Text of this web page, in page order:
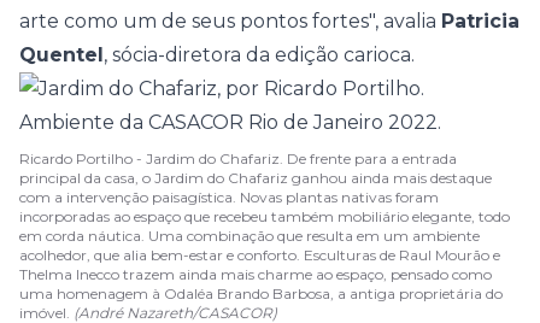
arte como um de seus pontos fortes", avalia Patricia
Quentel, sócia-diretora da edição carioca.
Ricardo Portilho - Jardim do Chafariz. De frente para a entrada
principal da casa, o Jardim do Chafariz ganhou ainda mais destaque
com a intervenção paisagística. Novas plantas nativas foram
incorporadas ao espaço que recebeu também mobiliário elegante, todo
em corda náutica. Uma combinação que resulta em um ambiente
acolhedor, que alia bem-estar e conforto. Esculturas de Raul Mourão e
Thelma Inecco trazem ainda mais charme ao espaço, pensado como
uma homenagem à Odaléa Brando Barbosa, a antiga proprietária do
imóvel. (André Nazareth/CASACOR)